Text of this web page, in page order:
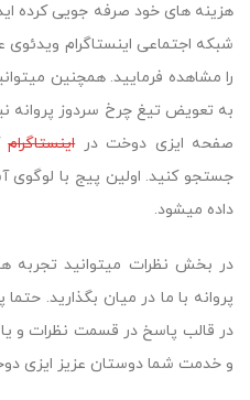
هزینه های خود صرفه جویی کرده
شبکه اجتماعی اینستاگرام
را مشاهده فرمایید. همچنین
به تعویض تیغ چرخ سردوز پروانه
صفحه ایزی دوخت دراینستاگرام
جستجو کنید. اولین پیج با
داده میشود.
در بخش نظرات میتوانید تجربه
پروانه با ما در میان بگذارید.
در قالب پاسخ در قسمت نظرات و
و خدمت شما دوستان عزیز ایزی